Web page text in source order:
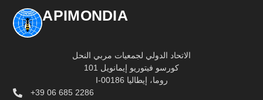
APIMONDIA
الاتحاد الدولي لجمعيات مربي النحل
كورسو فيتوريو إيمانويل 101
I-00186 روما، إيطاليا
+39 06 685 2286